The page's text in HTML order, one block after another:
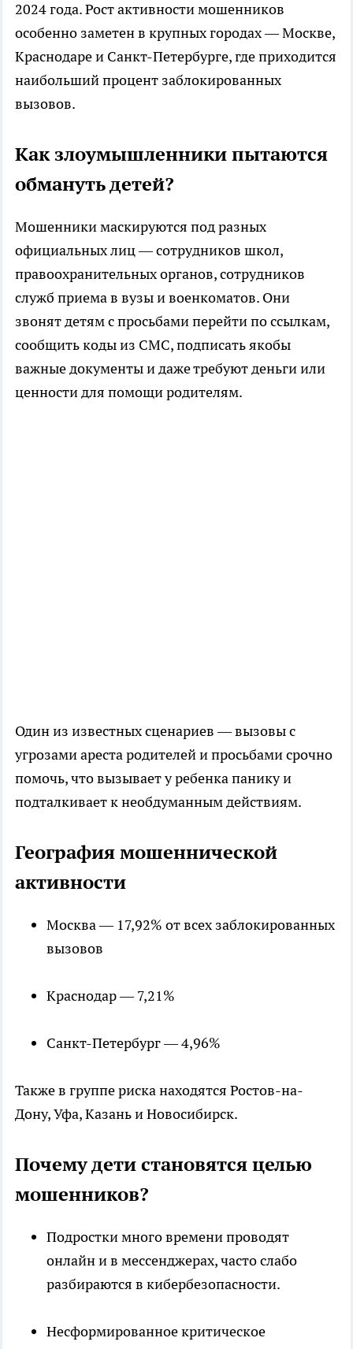
2024 года. Рост активности мошенников
особенно заметен в крупных городах — Москве,
Краснодаре и Санкт-Петербурге, где приходится
наибольший процент заблокированных
вызовов.
Как злоумышленники пытаются
обмануть детей?
Мошенники маскируются под разных
официальных лиц — сотрудников школ,
правоохранительных органов, сотрудников
служб приема в вузы и военкоматов. Они
звонят детям с просьбами перейти по ссылкам,
сообщить коды из СМС, подписать якобы
важные документы и даже требуют деньги или
ценности для помощи родителям.
Один из известных сценариев — вызовы с
угрозами ареста родителей и просьбами срочно
помочь, что вызывает у ребенка панику и
подталкивает к необдуманным действиям.
География мошеннической
активности
Москва — 17,92% от всех заблокированных
вызовов
Краснодар — 7,21%
Санкт-Петербург — 4,96%
Также в группе риска находятся Ростов-на-
Дону, Уфа, Казань и Новосибирск.
Почему дети становятся целью
мошенников?
Подростки много времени проводят
онлайн и в мессенджерах, часто слабо
разбираются в кибербезопасности.
Несформированное критическое